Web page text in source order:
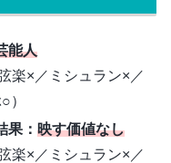
能人
楽×／ミシュラン×／
）
果：映す価値なし
楽×／ミシュラン×／